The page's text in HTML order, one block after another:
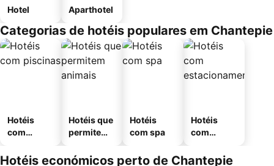
Hotel Aparthotel
Categorias de hotéis populares em Chantepie
Hotéis
com
Hotéis que
permitem
Hotéis
com spa
Hotéis
com
mento
Hotéis económicos perto de Chantepie